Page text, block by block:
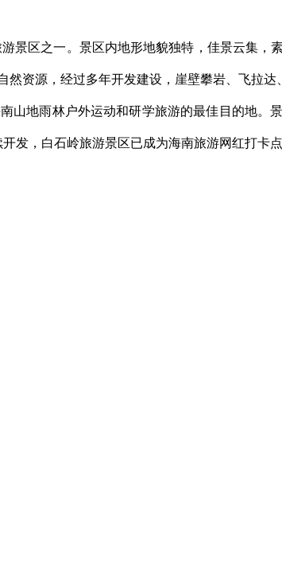
景区之一。景区内地形地貌独特，佳景云集，
资源，经过多年开发建设，崖壁攀岩、飞拉
山地雨林户外运动和研学旅游的最佳目的地。
发，白石岭旅游景区已成为海南旅游网红打卡点